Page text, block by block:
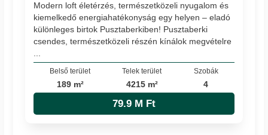
Modern loft életérzés, természetközeli nyugalom és
kiemelkedő energiahatékonyság egy helyen – eladó
különleges birtok Pusztaberkiben! Pusztaberki
csendes, természetközeli részén kínálok megvételre
...
Belső terület
189 m²
Telek terület
4215 m²
Szobák
4
79.9 M Ft